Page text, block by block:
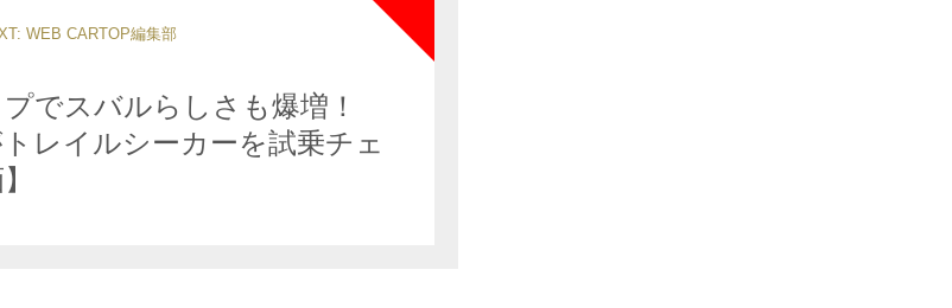
WEB CARTOP編集部
プでスバルらしさも爆増！
レイルシーカーを試乗チェ